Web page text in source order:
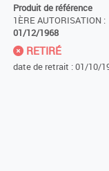
Produit de référence
1ÈRE AUTORISATION :
01/12/1968
RETIRÉ
date de retrait : 01/10/